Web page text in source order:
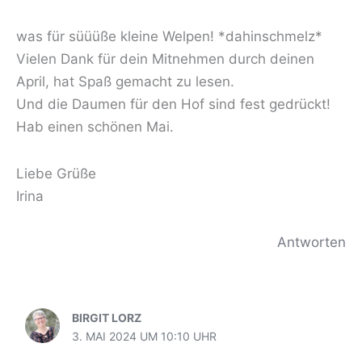
was für süüüße kleine Welpen! *dahinschmelz*
Vielen Dank für dein Mitnehmen durch deinen
April, hat Spaß gemacht zu lesen.
Und die Daumen für den Hof sind fest gedrückt!
Hab einen schönen Mai.
Liebe Grüße
Irina
Antworten
BIRGIT LORZ
3. MAI 2024 UM 10:10 UHR